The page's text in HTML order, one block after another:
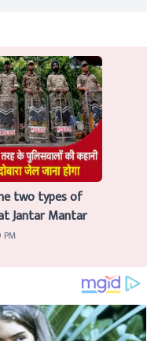
two types of
Jantar Mantar
PM